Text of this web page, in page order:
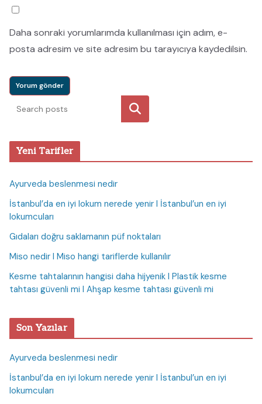
Daha sonraki yorumlarımda kullanılması için adım, e-
posta adresim ve site adresim bu tarayıcıya kaydedilsin.
Ara
Yeni Tarifler
Ayurveda beslenmesi nedir
İstanbul’da en iyi lokum nerede yenir I İstanbul’un en iyi
lokumcuları
Gıdaları doğru saklamanın püf noktaları
Miso nedir I Miso hangi tariflerde kullanılır
Kesme tahtalarının hangisi daha hijyenik I Plastik kesme
tahtası güvenli mi I Ahşap kesme tahtası güvenli mi
Son Yazılar
Ayurveda beslenmesi nedir
İstanbul’da en iyi lokum nerede yenir I İstanbul’un en iyi
lokumcuları